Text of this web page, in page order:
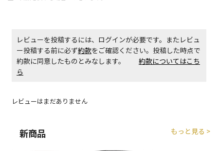
商品購入個数ごとに送料がかかる商品です
レビューを投稿するには、ログインが必要です。またレビュ
ー投稿する前に必ず約款をご確認ください。投稿した時点で
約款に同意したものとみなします。 約款についてはこち
ら
レビューはまだありません
新商品 もっと見る >